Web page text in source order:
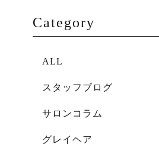
Category
ALL
スタッフブログ
サロンコラム
グレイヘア